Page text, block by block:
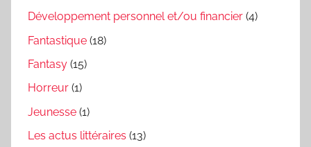
Développement personnel et/ou financier (4)
Fantastique (18)
Fantasy (15)
Horreur (1)
Jeunesse (1)
Les actus littéraires (13)